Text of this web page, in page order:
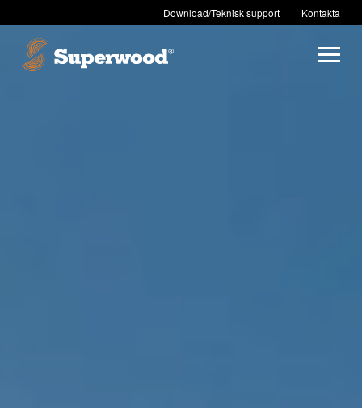
Download/Teknisk support Kontakta